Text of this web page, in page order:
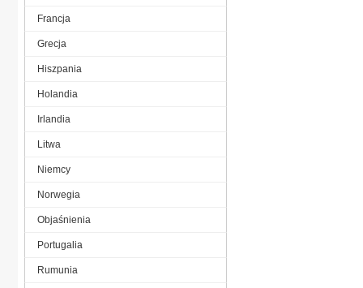
Francja
Grecja
Hiszpania
Holandia
Irlandia
Litwa
Niemcy
Norwegia
Objaśnienia
Portugalia
Rumunia